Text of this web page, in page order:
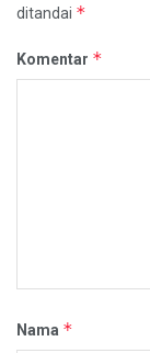
ditandai *
Komentar *
Nama *